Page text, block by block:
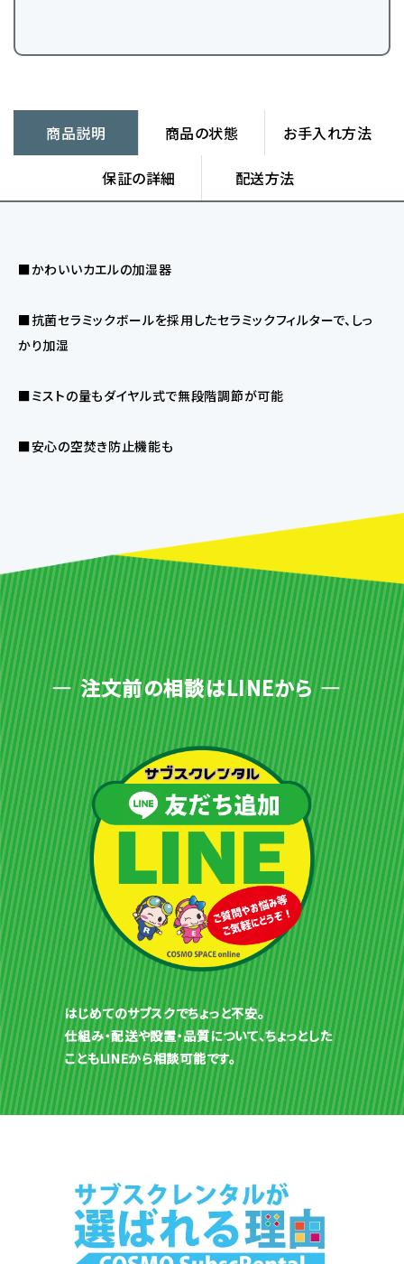
商品説明 商品の状態 お手入れ方法
保証の詳細 配送方法
■かわいいカエルの加湿器
■抗菌セラミックボールを採用したセラミックフィルターで、しっ
かり加湿
■ミストの量もダイヤル式で無段階調節が可能
■安心の空焚き防止機能も
注文前の相談はLINEから
はじめてのサブスクでちょっと不安。
仕組み・配送や設置・品質について、ちょっとした
こともLINEから相談可能です。